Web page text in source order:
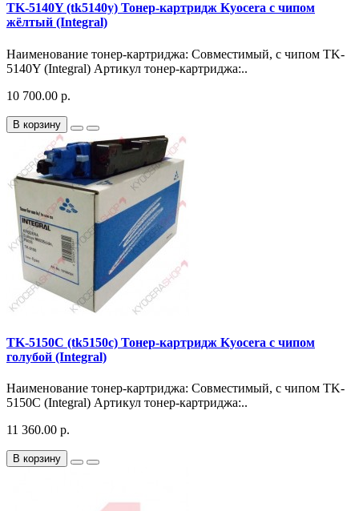
TK-5140Y (tk5140y) Тонер-картридж Kyocera с чипом
жёлтый (Integral)
Наименование тонер-картриджа: Совместимый, с чипом TK-
5140Y (Integral) Артикул тонер-картриджа:..
10 700.00 р.
В корзину
TK-5150C (tk5150c) Тонер-картридж Kyocera с чипом
голубой (Integral)
Наименование тонер-картриджа: Совместимый, с чипом TK-
5150C (Integral) Артикул тонер-картриджа:..
11 360.00 р.
В корзину